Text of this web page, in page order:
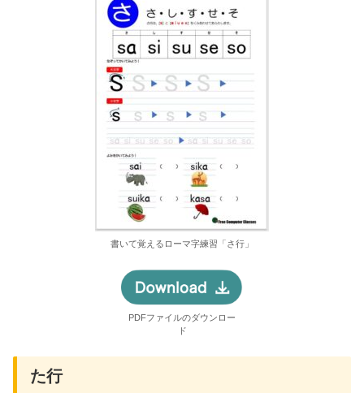
書いて覚えるローマ字練習「さ行」
PDFファイルのダウンロー
ド
た行